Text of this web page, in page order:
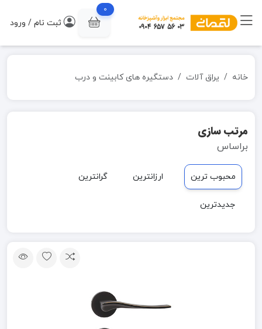
0
ثبت نام / ورود
خانه یراق آلات دستگیره های کابینت و درب
مرتب سازی
براساس
محبوب ترین ارزانترین گرانترین
جدیدترین